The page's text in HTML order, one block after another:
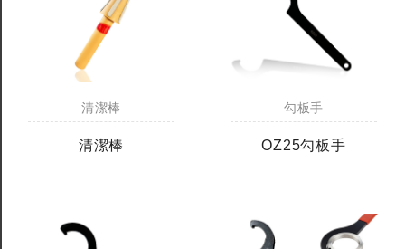
清潔棒
清潔棒
勾板手
OZ25勾板手